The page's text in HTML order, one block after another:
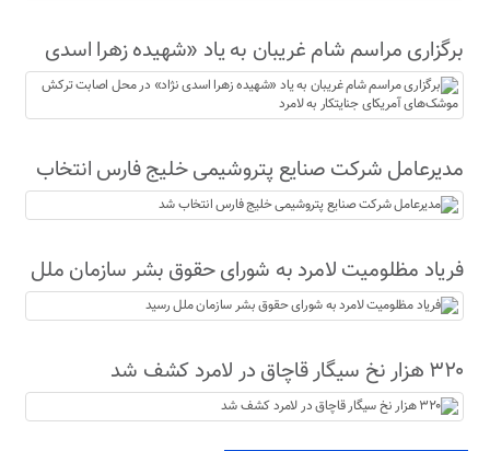
برگزاری مراسم شام غریبان به یاد «شهیده زهرا اسدی
نژاد» در محل اصابت ترکش موشک‌های آمریکای
جنایتکار به لامرد
مدیرعامل شرکت صنایع پتروشیمی خلیج فارس انتخاب
شد
فریاد مظلومیت لامرد به شورای حقوق بشر سازمان ملل
رسید
۳۲۰ هزار نخ سیگار قاچاق در لامرد کشف شد